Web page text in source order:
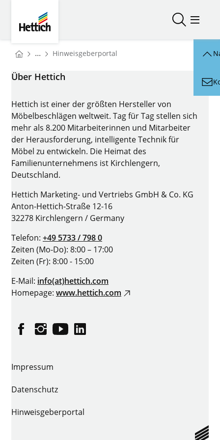
SucheMenü
You are here:
Startseite
... Hinweisgeberportal
Über Hettich
Hettich ist einer der größten Hersteller von
Möbelbeschlägen weltweit. Tag für Tag stellen sich
mehr als 8.200 Mitarbeiterinnen und Mitarbeiter
der Herausforderung, intelligente Technik für
Möbel zu entwickeln. Die Heimat des
Familienunternehmens ist Kirchlengern,
Deutschland.
Hettich Marketing- und Vertriebs GmbH & Co. KG
Anton-Hettich-Straße 12-16
32278 Kirchlengern / Germany
Telefon: +49 5733 / 798 0
Zeiten (Mo-Do): 8:00 – 17:00
Zeiten (Fr): 8:00 - 15:00
E-Mail: info(at)hettich.com
Homepage: www.hettich.com
FacebookInstagram
YouTubeLinkedIn
Impressum
Datenschutz
Hinweisgeberportal